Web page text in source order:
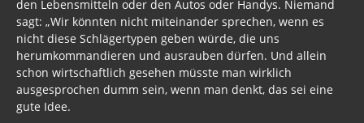
den Lebensmitteln oder den Autos oder Handys. Niemand
sagt: „Wir könnten nicht miteinander sprechen, wenn es
nicht diese Schlägertypen geben würde, die uns
herumkommandieren und ausrauben dürfen. Und allein
schon wirtschaftlich gesehen müsste man wirklich
ausgesprochen dumm sein, wenn man denkt, das sei eine
gute Idee.